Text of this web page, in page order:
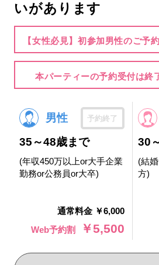
いがあります
【女性必見】初参加男性のご予
本パーティーの予約受付は終
男性 予約終了
35～48歳まで
(年収450万以上or大手企業
勤務or公務員or大卒)
通常料金 ￥6,000
Web予約割
￥5,500
30
(結
方)